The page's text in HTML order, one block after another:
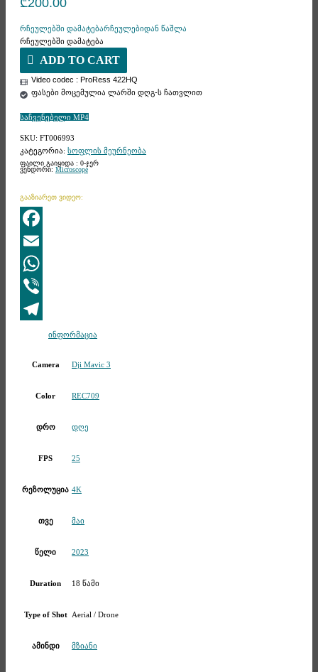
რჩეულებში დამატებარჩეულებიდან წაშლა
რჩეულებში დამატება
ADD TO CART
Video codec : ProRess 422HQ
ფასები მოცემულია ლარში დღგ-ს ჩათვლით
საჩვენებელი MP4
SKU: FT006993
კატეგორია: სოფლის მეურნეობა
ფაილი გაიყიდა : 0-ჯერ
ვენდორი: Microscope
გააზიარეთ ვიდეო:
Facebook
Email
WhatsApp
Viber
Telegramინფორმაცია
Camera Dji Mavic 3
Color REC709
დრო დღე
FPS 25
რეზოლუცია 4K
თვე მაი
წელი 2023
Duration 18 წამი
Type of Shot Aerial / Drone
ამინდი მზიანი